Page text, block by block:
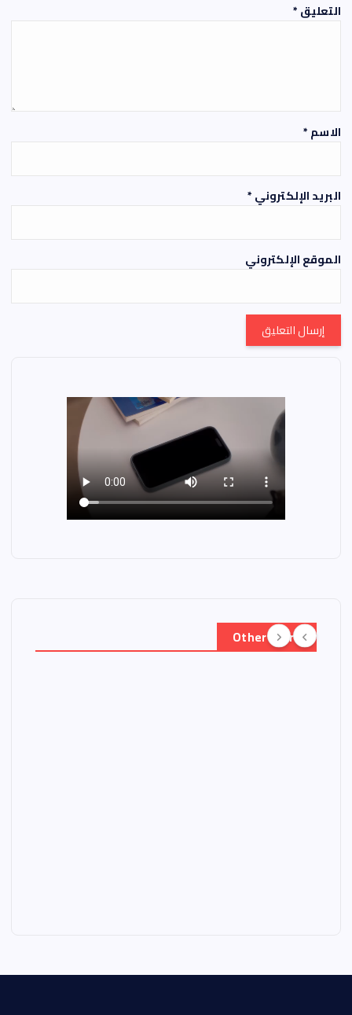
التعليق*
الاسم*
البريد الإلكتروني*
الموقع الإلكتروني
Other Story